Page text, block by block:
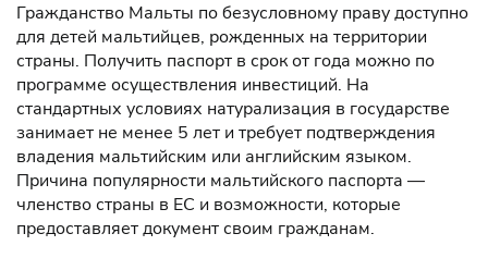
Гражданство Мальты по безусловному праву доступно
для детей мальтийцев, рожденных на территории
страны. Получить паспорт в срок от года можно по
программе осуществления инвестиций. На
стандартных условиях натурализация в государстве
занимает не менее 5 лет и требует подтверждения
владения мальтийским или английским языком.
Причина популярности мальтийского паспорта —
членство страны в ЕС и возможности, которые
предоставляет документ своим гражданам.